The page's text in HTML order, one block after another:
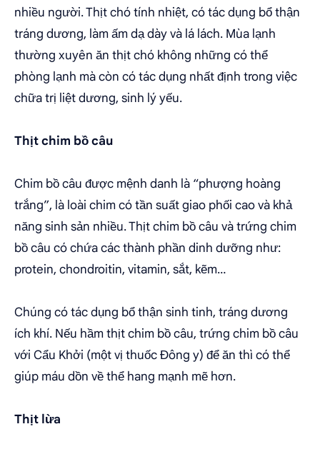
nhiều người. Thịt chó tính nhiệt, có tác dụng bổ thận
tráng dương, làm ấm dạ dày và lá lách. Mùa lạnh
thường xuyên ăn thịt chó không những có thể
phòng lạnh mà còn có tác dụng nhất định trong việc
chữa trị liệt dương, sinh lý yếu.
Thịt chim bồ câu
Chim bồ câu được mệnh danh là “phượng hoàng
trắng”, là loài chim có tần suất giao phối cao và khả
năng sinh sản nhiều. Thịt chim bồ câu và trứng chim
bồ câu có chứa các thành phần dinh dưỡng như:
protein, chondroitin, vitamin, sắt, kẽm…
Chúng có tác dụng bổ thận sinh tinh, tráng dương
ích khí. Nếu hầm thịt chim bồ câu, trứng chim bồ câu
với Cẩu Khởi (một vị thuốc Đông y) để ăn thì có thể
giúp máu dồn về thể hang mạnh mẽ hơn.
Thịt lừa